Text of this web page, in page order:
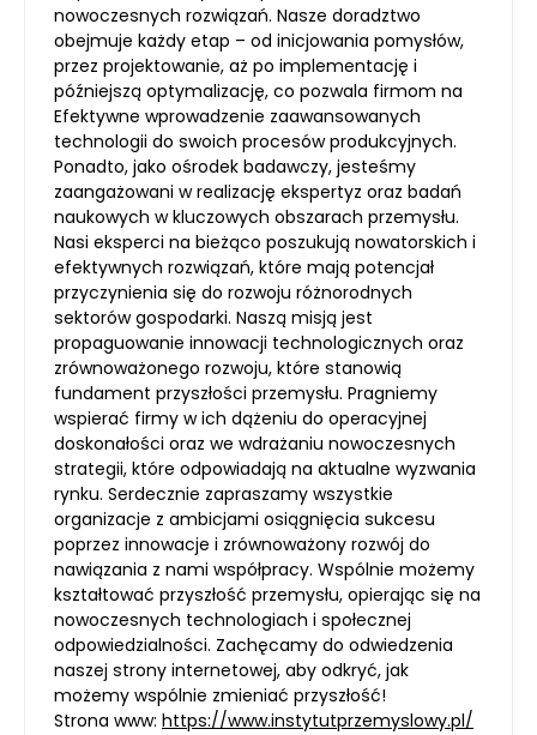
nowoczesnych rozwiązań. Nasze doradztwo
obejmuje każdy etap – od inicjowania pomysłów,
przez projektowanie, aż po implementację i
późniejszą optymalizację, co pozwala firmom na
Efektywne wprowadzenie zaawansowanych
technologii do swoich procesów produkcyjnych.
Ponadto, jako ośrodek badawczy, jesteśmy
zaangażowani w realizację ekspertyz oraz badań
naukowych w kluczowych obszarach przemysłu.
Nasi eksperci na bieżąco poszukują nowatorskich i
efektywnych rozwiązań, które mają potencjał
przyczynienia się do rozwoju różnorodnych
sektorów gospodarki. Naszą misją jest
propaguowanie innowacji technologicznych oraz
zrównoważonego rozwoju, które stanowią
fundament przyszłości przemysłu. Pragniemy
wspierać firmy w ich dążeniu do operacyjnej
doskonałości oraz we wdrażaniu nowoczesnych
strategii, które odpowiadają na aktualne wyzwania
rynku. Serdecznie zapraszamy wszystkie
organizacje z ambicjami osiągnięcia sukcesu
poprzez innowacje i zrównoważony rozwój do
nawiązania z nami współpracy. Wspólnie możemy
kształtować przyszłość przemysłu, opierając się na
nowoczesnych technologiach i społecznej
odpowiedzialności. Zachęcamy do odwiedzenia
naszej strony internetowej, aby odkryć, jak
możemy wspólnie zmieniać przyszłość!
Strona www: https://www.instytutprzemyslowy.pl/